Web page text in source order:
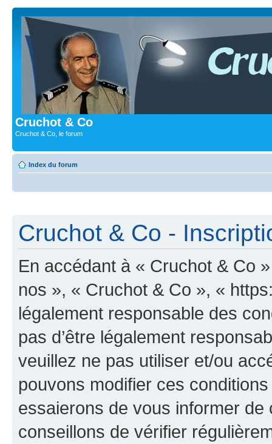
Cruchot & Co
Cruchot & Co, le forum
Index du forum
Cruchot & Co -
En accédant à « Cruchot & Co
nos », « Cruchot & Co », «
légalement responsable des
pas d’être légalement
veuillez ne pas utiliser et/ou
pouvons modifier ces
essaierons de vous informer
conseillons de vérifier